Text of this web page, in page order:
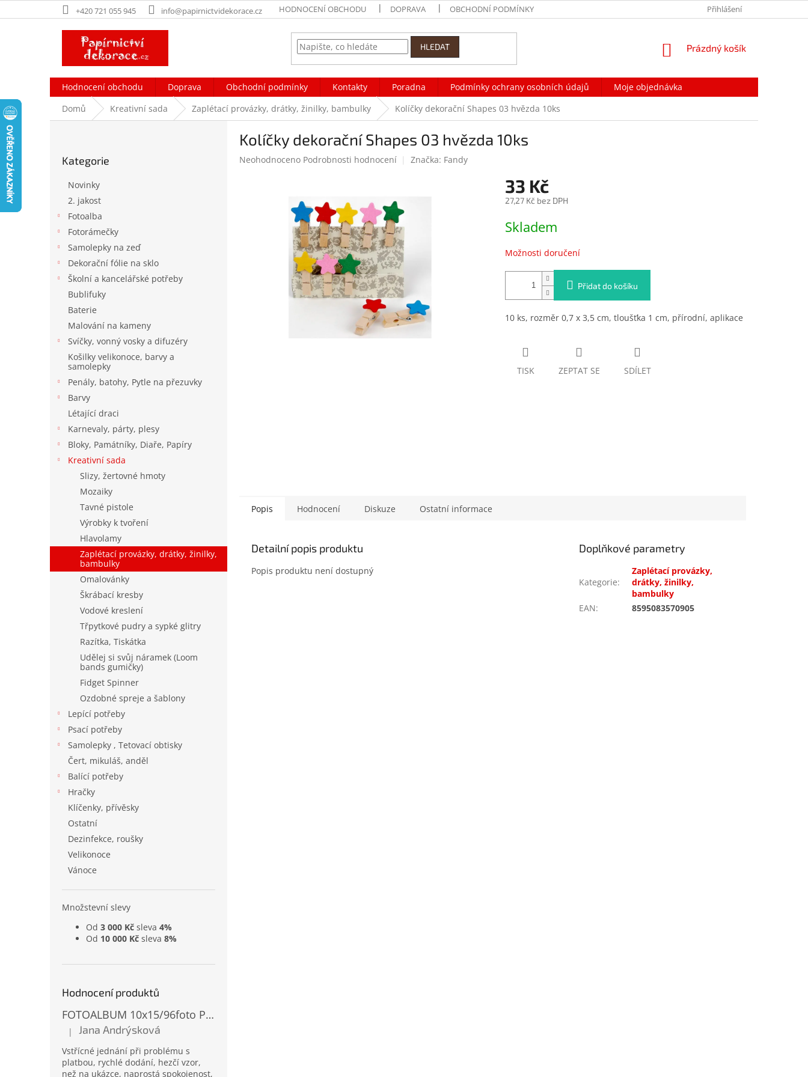
na
+420 721 055 945 info@papirnictvidekorace.cz HODNOCENÍ OBCHODU DOPRAVA OBCHODNÍ PODMÍNKY NAPIŠTE NÁM
Přihlášení
HLEDAT
NÁKUPNÍ
Prázdný košík
Hodnocení obchodu Doprava Obchodní podmínky Kontakty Poradna Podmínky ochrany osobních údajů
Moje objednávka
Domů
Kreativní sada Zaplétací provázky, drátky, žinilky, bambulky Kolíčky dekorační Shapes 03 hvězda 10ks
kategorie
Kategorie
Novinky
2. jakost
Fotoalba
Fotorámečky
Samolepky na zeď
Dekorační fólie na sklo
Školní a kancelářské potřeby
Bublifuky
Baterie
Malování na kameny
Svíčky, vonný vosky a difuzéry
Košilky velikonoce, barvy a
samolepky
Penály, batohy, Pytle na přezuvky
Barvy
Létající draci
Karnevaly, párty, plesy
Bloky, Památníky, Diaře, Papíry
Kreativní sada
Slizy, žertovné hmoty
Mozaiky
Tavné pistole
Výrobky k tvoření
Hlavolamy
Zaplétací provázky, drátky, žinilky,
bambulky
Omalovánky
Škrábací kresby
Vodové kreslení
Třpytkové pudry a sypké glitry
Razítka, Tiskátka
Udělej si svůj náramek (Loom
bands gumičky)
Fidget Spinner
Ozdobné spreje a šablony
Lepící potřeby
Psací potřeby
Samolepky , Tetovací obtisky
Čert, mikuláš, anděl
Balící potřeby
Hračky
Klíčenky, přívěsky
Ostatní
Dezinfekce, roušky
Velikonoce
Vánoce
Množstevní slevy
Od 3 000 Kč sleva 4%
Od 10 000 Kč sleva 8%
Hodnocení produktů
FOTOALBUM 10x15/96foto PP-4696 MIX
Hodnocení produktu je 5 z 5 hvězdiček.
| Jana Andrýsková
Vstřícné jednání při problému s
platbou, rychlé dodání, hezčí vzor,
než na ukázce, naprostá spokojenost,
Kolíčky dekorační Shapes 03 hvězda 10ks
Průměrné
Neohodnoceno Podrobnosti hodnocení Značka: Fandy
33 Kč
27,27 Kč bez DPH
cena:
Skladem
Možnosti doručení
Přidat do košíku
10 ks, rozměr 0,7 x 3,5 cm, tloušťka 1 cm, přírodní, aplikace
TISK ZEPTAT SE SDÍLET
Popis Hodnocení Diskuze Ostatní informace
Detailní popis produktu
Popis produktu není dostupný
Doplňkové parametry
Kategorie:
Zaplétací provázky,
drátky, žinilky,
bambulky
EAN: 8595083570905